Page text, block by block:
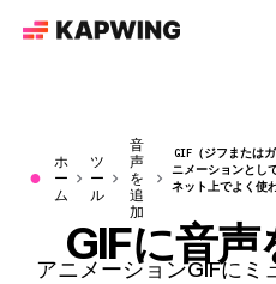
●
ホ
ー
ム
ツ
ー
ル
音
声
を
追
加
GIF（ジフまたは
ニメーションとし
ネット上でよく使
GIFに音声
アニメーションGIFにミ